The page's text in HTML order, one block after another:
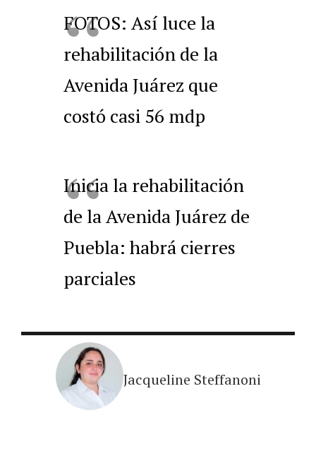
FOTOS: Así luce la
rehabilitación de la
Avenida Juárez que
costó casi 56 mdp
Inicia la rehabilitación
de la Avenida Juárez de
Puebla: habrá cierres
parciales
Jacqueline Steffanoni